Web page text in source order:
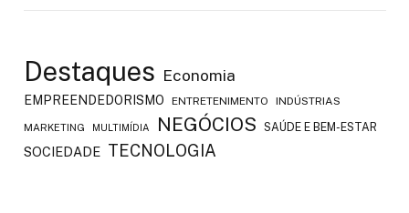
Destaques Economia
EMPREENDEDORISMO ENTRETENIMENTO INDÚSTRIAS
MARKETING MULTIMÍDIA NEGÓCIOS SAÚDE E BEM-ESTAR
SOCIEDADE TECNOLOGIA